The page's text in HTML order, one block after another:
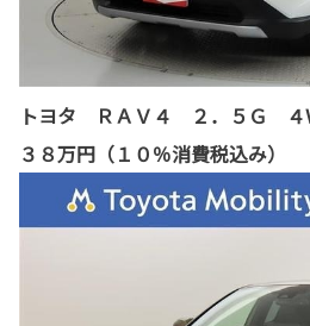
トヨタ ＲＡＶ４ ２．５Ｇ ４
３８万円（１０％消費税込み）